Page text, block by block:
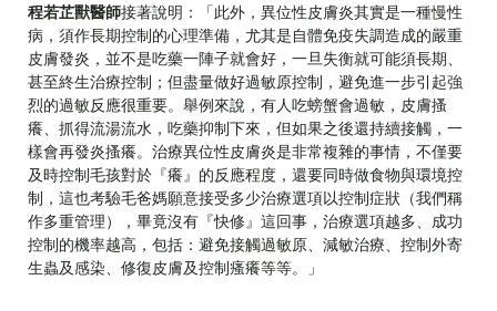
程若芷獸醫師接著說明：「此外，異位性皮膚炎其實是一種慢性
病，須作長期控制的心理準備，尤其是自體免疫失調造成的嚴重
皮膚發炎，並不是吃藥一陣子就會好，一旦失衡就可能須長期、
甚至終生治療控制；但盡量做好過敏原控制，避免進一步引起強
烈的過敏反應很重要。舉例來說，有人吃螃蟹會過敏，皮膚搔
癢、抓得流湯流水，吃藥抑制下來，但如果之後還持續接觸，一
樣會再發炎搔癢。治療異位性皮膚炎是非常複雜的事情，不僅要
及時控制毛孩對於『癢』的反應程度，還要同時做食物與環境控
制，這也考驗毛爸媽願意接受多少治療選項以控制症狀（我們稱
作多重管理），畢竟沒有『快修』這回事，治療選項越多、成功
控制的機率越高，包括：避免接觸過敏原、減敏治療、控制外寄
生蟲及感染、修復皮膚及控制瘙癢等等。」